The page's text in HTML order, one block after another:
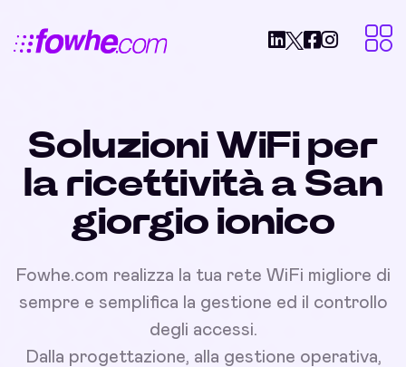
Soluzioni WiFi per
la ricettività a San
giorgio ionico
Fowhe.com realizza la tua rete WiFi migliore di
sempre e semplifica la gestione ed il controllo
degli accessi.
Dalla progettazione, alla gestione operativa,